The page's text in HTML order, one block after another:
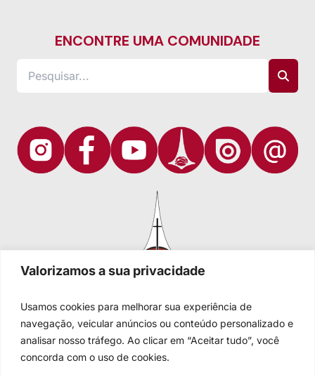
Valorizamos a sua privacidade
Usamos cookies para melhorar sua experiência de
navegação, veicular anúncios ou conteúdo personalizado e
analisar nosso tráfego. Ao clicar em “Aceitar tudo”, você
concorda com o uso de cookies.
ENCONTRE UMA COMUNIDADE
Igreja Evangélica de Confissão Luterana no Brasil
Sede nacional: Rua Senhor dos Passos, 202/4º andar Centro -